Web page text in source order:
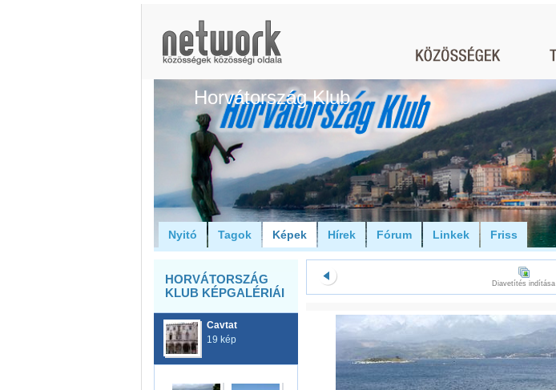
Horvátország Klub
Nyitó Tagok Képek Hírek Fórum Linkek Friss
HORVÁTORSZÁG
KLUB KÉPGALÉRIÁI
Cavtat
19 kép
Diavetítés indítása